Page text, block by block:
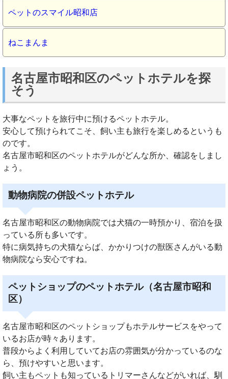
ペットのスマイル昭和店
ねこまんま
名古屋市昭和区のペットホテルを探
そう
大事なペットを旅行中に預けるペットホテル。
安心して預けられてこそ、飼い主も旅行を楽しめるというも
のです。
名古屋市昭和区のペットホテルがどんな所か、確認をしまし
ょう。
動物病院の併設ペットホテル
名古屋市昭和区の動物病院では犬猫の一時預かり、宿泊を扱
っている所も多いです。
特に病気持ちの犬猫ならば、かかりつけの獣医さんがいる動
物病院なら安心ですね。
ペットショップのペットホテル（名古屋市昭和
区）
名古屋市昭和区のペットショップもホテルサービスをやって
いるお店が時々あります。
普段からよく利用していてお店の雰囲気が分かっているのな
ら、預けやすいと思います。
飼い主もペットも知っているトリマーさんなどがいれば、馴